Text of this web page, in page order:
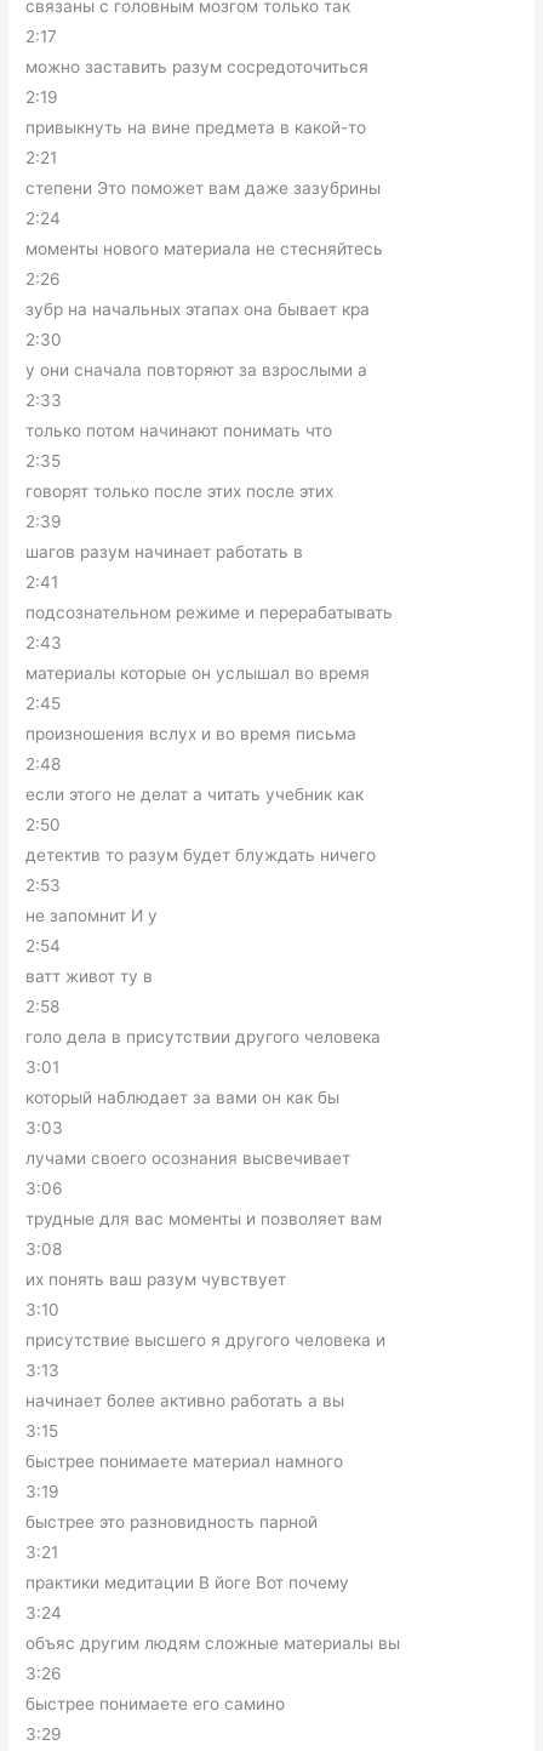
связаны с головным мозгом только так
2:17
можно заставить разум сосредоточиться
2:19
привыкнуть на вине предмета в какой-то
2:21
степени Это поможет вам даже зазубрины
2:24
моменты нового материала не стесняйтесь
2:26
зубр на начальных этапах она бывает кра
2:30
у они сначала повторяют за взрослыми а
2:33
только потом начинают понимать что
2:35
говорят только после этих после этих
2:39
шагов разум начинает работать в
2:41
подсознательном режиме и перерабатывать
2:43
материалы которые он услышал во время
2:45
произношения вслух и во время письма
2:48
если этого не делат а читать учебник как
2:50
детектив то разум будет блуждать ничего
2:53
не запомнит И у
2:54
ватт живот ту в
2:58
голо дела в присутствии другого человека
3:01
который наблюдает за вами он как бы
3:03
лучами своего осознания высвечивает
3:06
трудные для вас моменты и позволяет вам
3:08
их понять ваш разум чувствует
3:10
присутствие высшего я другого человека и
3:13
начинает более активно работать а вы
3:15
быстрее понимаете материал намного
3:19
быстрее это разновидность парной
3:21
практики медитации В йоге Вот почему
3:24
объяс другим людям сложные материалы вы
3:26
быстрее понимаете его самино
3:29